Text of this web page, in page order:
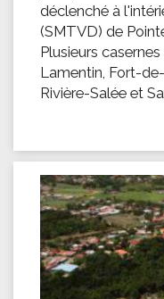
déclenché à
(SMTVD) de
Plusieurs
Lamentin, Fort-
Rivière-Salée et